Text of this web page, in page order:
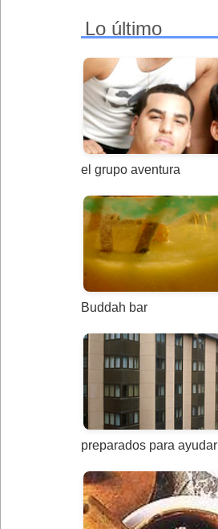
Lo último
el grupo aventura
Buddah bar
preparados para ayudar